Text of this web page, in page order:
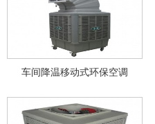
车间降温移动式环保空调